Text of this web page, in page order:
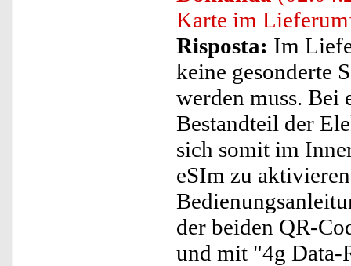
Karte im
Risposta: Im
keine gesonderte
werden muss. Bei
Bestandteil der
sich somit im
eSIm zu
der beiden QR-
und mit "4g Data-